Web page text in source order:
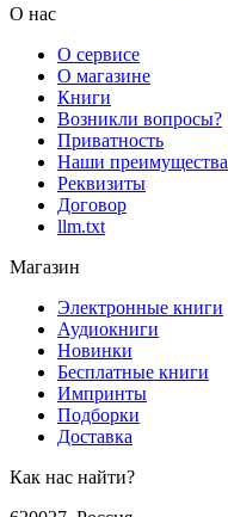
О нас
О сервисе
О магазине
Книги
Возникли вопросы?
Приватность
Наши преимущества
Реквизиты
Договор
llm.txt
Магазин
Электронные книги
Аудиокниги
Новинки
Бесплатные книги
Импринты
Подборки
Доставка
Как нас найти?